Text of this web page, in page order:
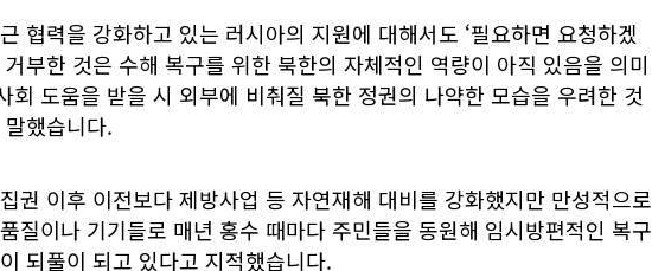
협력을 강화하고 있는 러시아의 지원에 대해서도 ‘필요하면 요청하겠
거부한 것은 수해 복구를 위한 북한의 자체적인 역량이 아직 있음을 의미
회 도움을 받을 시 외부에 비춰질 북한 정권의 나약한 모습을 우려한 것
했습니다.
권 이후 이전보다 제방사업 등 자연재해 대비를 강화했지만 만성적으로
질이나 기기들로 매년 홍수 때마다 주민들을 동원해 임시방편적인 복구
되풀이 되고 있다고 지적했습니다.